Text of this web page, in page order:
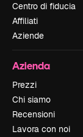
Centro di fiducia
Affiliati
Aziende
Azienda
Prezzi
Chi siamo
Recensioni
Lavora con noi